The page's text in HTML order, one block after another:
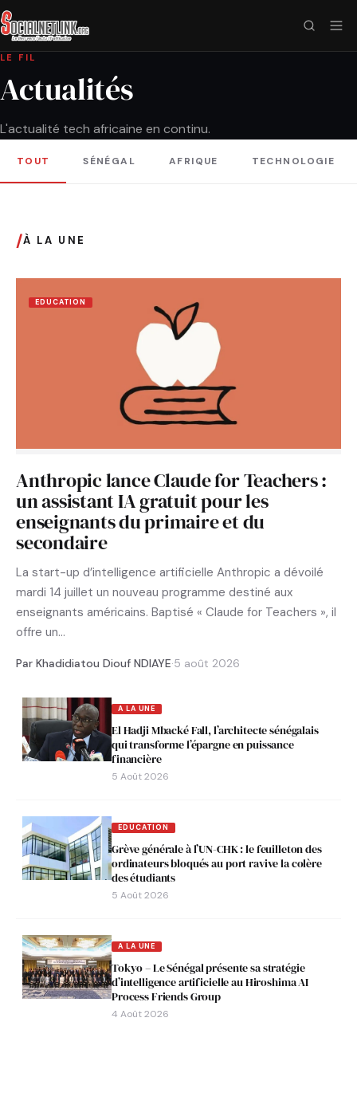
LE FIL
Actualités
L'actualité tech africaine en continu.
TOUT SÉNÉGAL AFRIQUE TECHNOLOGIE
/À LA UNE
EDUCATION
Anthropic lance Claude for Teachers :
un assistant IA gratuit pour les
enseignants du primaire et du
secondaire
La start-up d’intelligence artificielle Anthropic a dévoilé
mardi 14 juillet un nouveau programme destiné aux
enseignants américains. Baptisé « Claude for Teachers », il
offre un…
Par Khadidiatou Diouf NDIAYE·5 août 2026
A LA UNE
El Hadji Mbacké Fall, l’architecte sénégalais
qui transforme l’épargne en puissance
financière
5 Août 2026
EDUCATION
Grève générale à l’UN-CHK : le feuilleton des
ordinateurs bloqués au port ravive la colère
des étudiants
5 Août 2026
A LA UNE
Tokyo – Le Sénégal présente sa stratégie
d’intelligence artificielle au Hiroshima AI
Process Friends Group
4 Août 2026